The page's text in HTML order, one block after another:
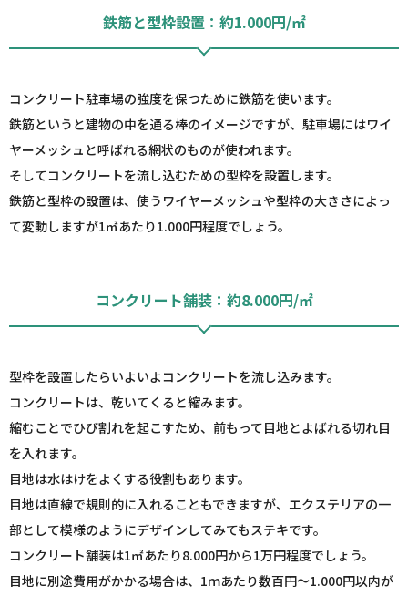
鉄筋と型枠設置：約1.000円/㎡
コンクリート駐車場の強度を保つために鉄筋を使います。
鉄筋というと建物の中を通る棒のイメージですが、駐車場にはワイ
ヤーメッシュと呼ばれる網状のものが使われます。
そしてコンクリートを流し込むための型枠を設置します。
鉄筋と型枠の設置は、使うワイヤーメッシュや型枠の大きさによっ
て変動しますが1㎡あたり1.000円程度でしょう。
コンクリート舗装：約8.000円/㎡
型枠を設置したらいよいよコンクリートを流し込みます。
コンクリートは、乾いてくると縮みます。
縮むことでひび割れを起こすため、前もって目地とよばれる切れ目
を入れます。
目地は水はけをよくする役割もあります。
目地は直線で規則的に入れることもできますが、エクステリアの一
部として模様のようにデザインしてみてもステキです。
コンクリート舗装は1㎡あたり8.000円から1万円程度でしょう。
目地に別途費用がかかる場合は、1ｍあたり数百円～1.000円以内が